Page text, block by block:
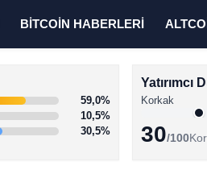
BİTCOİN HABERLERİ
59,0%
10,5%
30,5%
Yatırımcı
Korkak
30/100